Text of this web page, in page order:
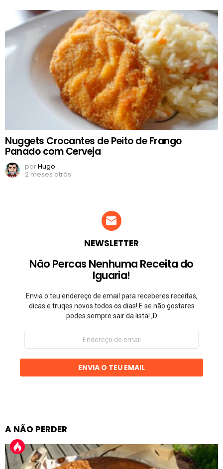
Nuggets Crocantes de Peito de Frango
Panado com Cerveja
porHugo
2 meses atrás
NEWSLETTER
Não Percas Nenhuma Receita do
Iguaria!
Envia o teu endereço de email para receberes receitas,
dicas e truqes novos todos os dias! E se não gostares
podes sempre sair da lista! ;D
Endereço
email
ENVIA O TEU EMAIL
A NÃO PERDER